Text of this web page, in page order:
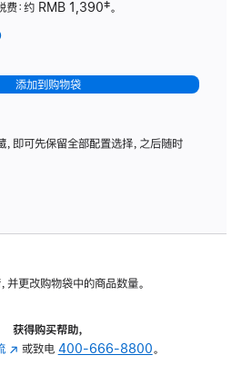
费：约 RMB 1,390脚
‡。
添加到购物袋
即可先保留全部配置选择，之后随时
并更改购物袋中的商品数量。
获得购买帮助，
(在 或致电 400-666-8800。